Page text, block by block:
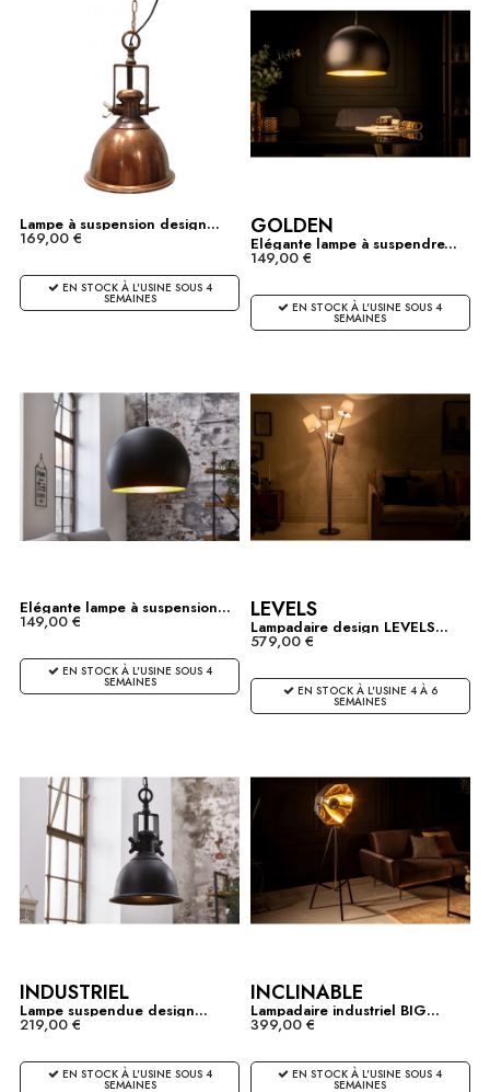
Lampe à suspension design...
169,00 €
EN STOCK À L'USINE SOUS 4
SEMAINES
GOLDEN
Elégante lampe à suspendre...
149,00 €
EN STOCK À L'USINE SOUS 4
SEMAINES
Elégante lampe à suspension...
149,00 €
EN STOCK À L'USINE SOUS 4
SEMAINES
LEVELS
Lampadaire design LEVELS...
579,00 €
EN STOCK À L'USINE 4 À 6
SEMAINES
INDUSTRIEL
Lampe suspendue design...
219,00 €
EN STOCK À L'USINE SOUS 4
SEMAINES
INCLINABLE
Lampadaire industriel BIG...
399,00 €
EN STOCK À L'USINE SOUS 4
SEMAINES